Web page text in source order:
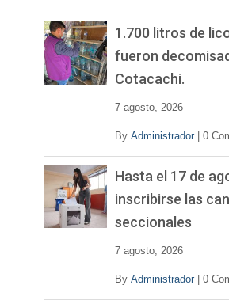
1.700 litros de
fueron
Cotacachi.
7 agosto, 2026
By Administrador 0
Hasta el 17 de
inscribirse las
seccionales
7 agosto, 2026
By Administrador 0